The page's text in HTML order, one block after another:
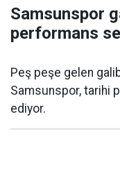
Samsunspor
performans
Peş peşe gelen
Samsunspor, tarihi
ediyor.